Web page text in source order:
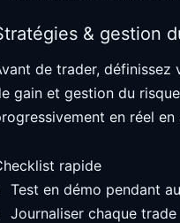
& gestion
de trader,
gain et gestion du
en réel
rapide
Test en démo pendant
Journaliser chaque trade